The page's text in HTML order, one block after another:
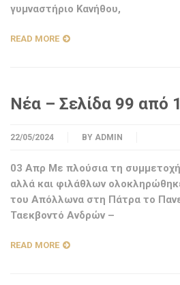
γυμναστήριο Κανήθου,
READ MORE
Νέα – Σελίδα 99 από
22/05/2024 BY ADMIN
03 Απρ Με πλούσια τη
αλλά και φιλάθλων
του Απόλλωνα στη Πάτρα το
Ταεκβοντό Ανδρών –
READ MORE